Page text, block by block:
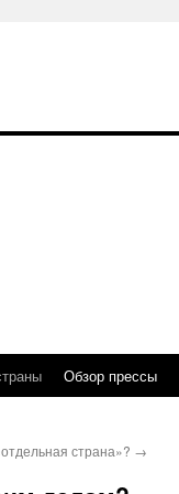
Обзор прессы
страна»? →